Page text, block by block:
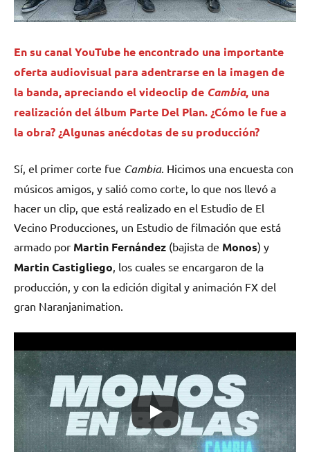
En su canal YouTube he encontrado una importante
oferta audiovisual para adentrarse en la imagen de
la banda, apreciando el videoclip de Cambia, una
realización del álbum Parte Del Plan. ¿Cómo le fue a
la obra? ¿Algunas anécdotas de su producción?
Sí, el primer corte fue Cambia. Hicimos una encuesta con
músicos amigos, y salió como corte, lo que nos llevó a
hacer un clip, que está realizado en el Estudio de El
Vecino Producciones, un Estudio de filmación que está
armado por Martin Fernández (bajista de Monos) y
Martin Castigliego , los cuales se encargaron de la
producción, y con la edición digital y animación FX del
gran Naranjanimation.